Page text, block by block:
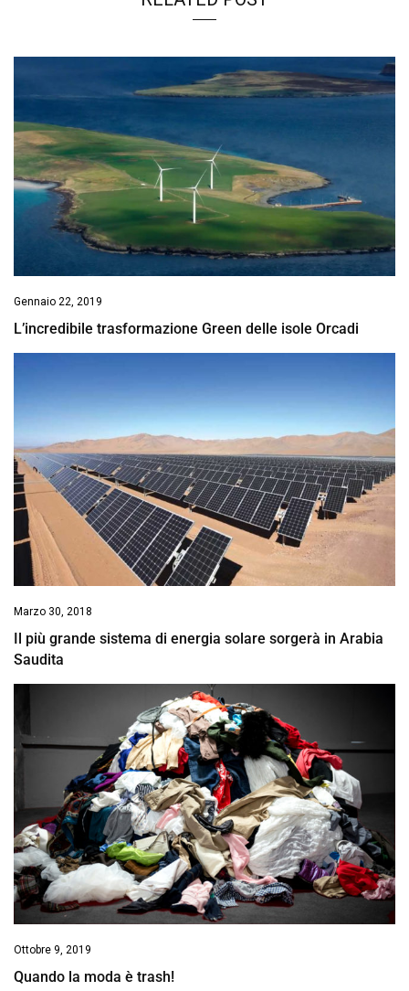
Gennaio 22, 2019
L’incredibile trasformazione Green delle isole Orcadi
Marzo 30, 2018
Il più grande sistema di energia solare sorgerà in Arabia
Saudita
Ottobre 9, 2019
Quando la moda è trash!